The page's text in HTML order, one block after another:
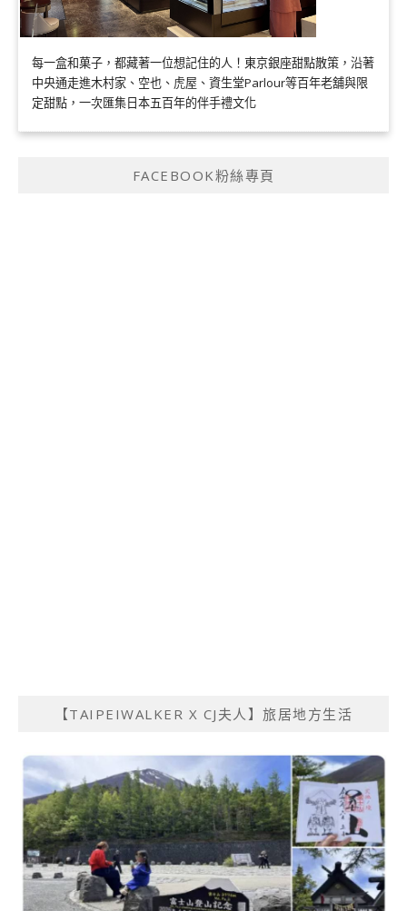
每一盒和菓子，都藏著一位想記住的人！東京銀座甜點散策，沿著
中央通走進木村家、空也、虎屋、資生堂Parlour等百年老舖與限
定甜點，一次匯集日本五百年的伴手禮文化
FACEBOOK粉絲專頁
【TAIPEIWALKER X CJ夫人】旅居地方生活